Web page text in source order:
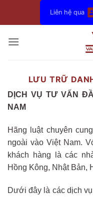
dung
Liên hệ qua
LƯU TRỮ
DỊCH VỤ TƯ VẤN
NAM
Hãng luật chuyên
ngoài vào Việt Nam.
khách hàng là các
Hồng Kông, Nhật Bản,
Dưới đây là các dịch